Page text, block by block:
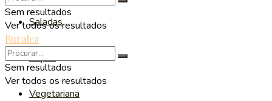
Saladas
Sopas
Vegetariana
Sem resultados
Ver todos os resultados
Ruralea
Sem resultados
Ver todos os resultados